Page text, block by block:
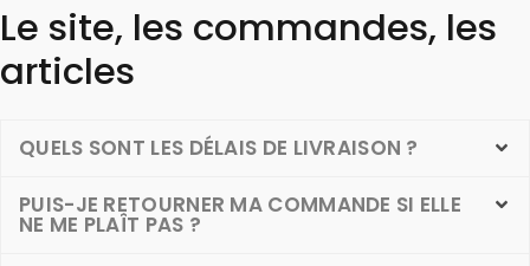
Le site, les commandes, les
articles
QUELS SONT LES DÉLAIS DE LIVRAISON ?
PUIS-JE RETOURNER MA COMMANDE SI ELLE
NE ME PLAÎT PAS ?